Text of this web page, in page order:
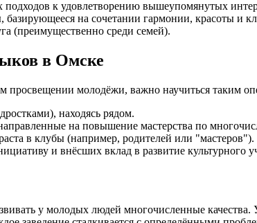
к удовлетворению вышеупомянутых
на сочетании гармонии, красоты и
(преимущественно среди семей).
в Омске
просвещении молодёжи, важно научиться таким
находясь рядом.
на повышение мастерства по
в клубы (например, родителей или "мастеров").
и внёсших вклад в развитие культурного
у молодых людей многочисленные